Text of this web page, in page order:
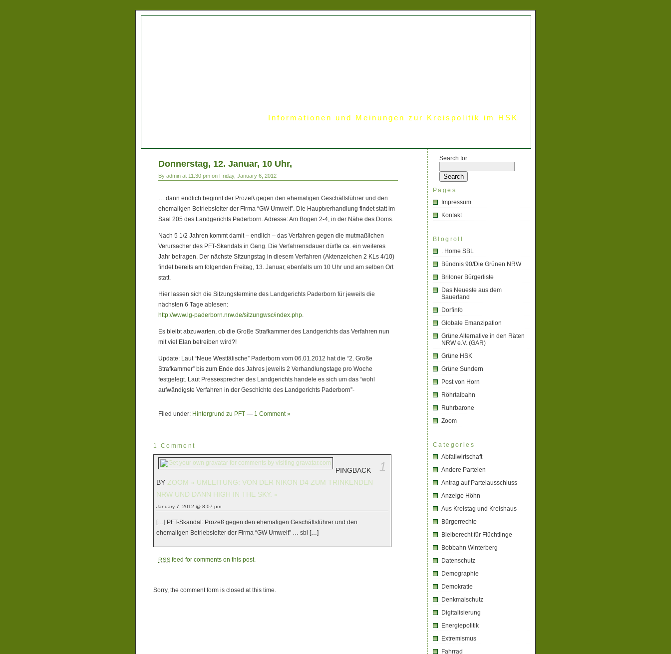
Informationen und Meinungen zur Kreispolitik im HSK
Donnerstag, 12. Januar, 10 Uhr,
By admin at 11:30 pm on Friday, January 6, 2012
… dann endlich beginnt der Prozeß gegen den ehemaligen Geschäftsführer und den
ehemaligen Betriebsleiter der Firma “GW Umwelt”. Die Hauptverhandlung findet statt im
Saal 205 des Landgerichts Paderborn. Adresse: Am Bogen 2-4, in der Nähe des Doms.
Nach 5 1/2 Jahren kommt damit – endlich – das Verfahren gegen die mutmaßlichen
Verursacher des PFT-Skandals in Gang. Die Verfahrensdauer dürfte ca. ein weiteres
Jahr betragen. Der nächste Sitzungstag in diesem Verfahren (Aktenzeichen 2 KLs 4/10)
findet bereits am folgenden Freitag, 13. Januar, ebenfalls um 10 Uhr und am selben Ort
statt.
Hier lassen sich die Sitzungstermine des Landgerichts Paderborn für jeweils die
nächsten 6 Tage ablesen:
http://www.lg-paderborn.nrw.de/sitzungwsc/index.php.
Es bleibt abzuwarten, ob die Große Strafkammer des Landgerichts das Verfahren nun
mit viel Elan betreiben wird?!
Update: Laut “Neue Westfälische” Paderborn vom 06.01.2012 hat die “2. Große
Strafkammer” bis zum Ende des Jahres jeweils 2 Verhandlungstage pro Woche
festgelegt. Laut Pressesprecher des Landgerichts handele es sich um das “wohl
aufwändigste Verfahren in der Geschichte des Landgerichts Paderborn”-
Filed under: Hintergrund zu PFT — 1 Comment »
1 Comment
1
PINGBACK
BY ZOOM » UMLEITUNG: VON DER NIKON D4 ZUM TRINKENDEN
NRW UND DANN HIGH IN THE SKY. «
January 7, 2012 @ 8:07 pm
[…] PFT-Skandal: Prozeß gegen den ehemaligen Geschäftsführer und den
ehemaligen Betriebsleiter der Firma “GW Umwelt” … sbl […]
RSS feed for comments on this post.
Sorry, the comment form is closed at this time.
Search for:
Pages
Impressum
Kontakt
Blogroll
. Home SBL
Bündnis 90/Die Grünen NRW
Briloner Bürgerliste
Das Neueste aus dem
Sauerland
Dorfinfo
Globale Emanzipation
Grüne Alternative in den Räten
NRW e.V. (GAR)
Grüne HSK
Grüne Sundern
Post von Horn
Röhrtalbahn
Ruhrbarone
Zoom
Categories
Abfallwirtschaft
Andere Parteien
Antrag auf Parteiausschluss
Anzeige Höhn
Aus Kreistag und Kreishaus
Bürgerrechte
Bleiberecht für Flüchtlinge
Bobbahn Winterberg
Datenschutz
Demographie
Demokratie
Denkmalschutz
Digitalisierung
Energiepolitik
Extremismus
Fahrrad